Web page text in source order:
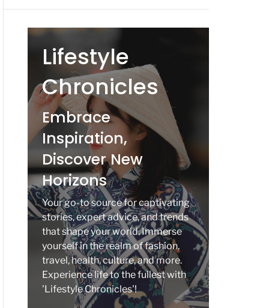
Lifestyle
Chronicles
Embrace
Inspiration,
Discover New
Horizons
Your go-to source for captivating
stories, expert advice, and trends
that shape your world. Immerse
yourself in the realm of fashion,
travel, health, culture, and more.
Experience life to the fullest with
'Lifestyle Chronicles'!